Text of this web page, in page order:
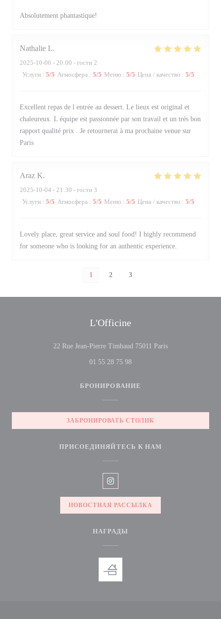
Absolutement phantastique!
Nathalie L
2025-10-06 - 20:00 - гости 2
Услуги : 5/5 Атмосфера : 5/5 Меню : 5/5 Цена / качество : 5/5
Excellent repas de l entrée au dessert. Le lieux est original et
chaleureux. L équipe est passionnée par son travail et un très bon
rapport qualité prix . Je retournerai à ma prochaine venue sur
Paris
Araz K
2025-10-04 - 21:30 - гости 3
Услуги : 5/5 Атмосфера : 5/5 Меню : 5/5 Цена / качество : 5/5
Lovely place, great service and soul food! I highly recommend
for someone who is looking for an authentic experience.
1 2 3
L'Officine
22 Rue Jean-Pierre Timbaud 75011 Paris((открывается в
01 55 28 75 98
БРОНИРОВАНИЕ
ЗАБРОНИРОВАТЬ СТОЛИК
ПРИСОЕДИНЯЙТЕСЬ К НАМ
Instagram ((открывается в новом
НОВОСТНАЯ РАССЫЛКА
НАГРАДЫ